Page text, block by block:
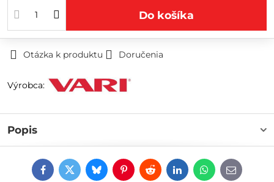
Do košíka
Otázka k produktu Doručenia
Výrobca:
Popis
FacebookTwitterBlueskyPinterestRedditLinkedInWhatsApp
E-